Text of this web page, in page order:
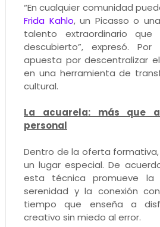
“En cualquier comunidad
Frida Kahlo, un Picasso o
talento extraordinario
descubierto”, expresó.
apuesta por descentralizar
en una herramienta de
cultural.
La acuarela: más que
personal
Dentro de la oferta
un lugar especial. De
esta técnica promueve la
serenidad y la conexión
tiempo que enseña a
creativo sin miedo al error.